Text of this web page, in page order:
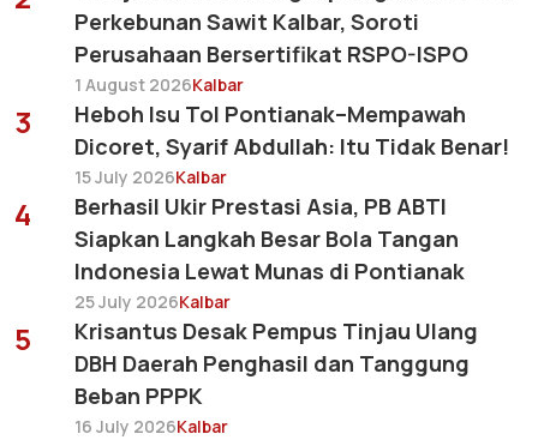
Perkebunan Sawit Kalbar, Soroti
Perusahaan Bersertifikat RSPO-ISPO
1 August 2026Kalbar
3
Heboh Isu Tol Pontianak–Mempawah
Dicoret, Syarif Abdullah: Itu Tidak Benar!
15 July 2026Kalbar
4
Berhasil Ukir Prestasi Asia, PB ABTI
Siapkan Langkah Besar Bola Tangan
Indonesia Lewat Munas di Pontianak
25 July 2026Kalbar
5
Krisantus Desak Pempus Tinjau Ulang
DBH Daerah Penghasil dan Tanggung
Beban PPPK
16 July 2026Kalbar